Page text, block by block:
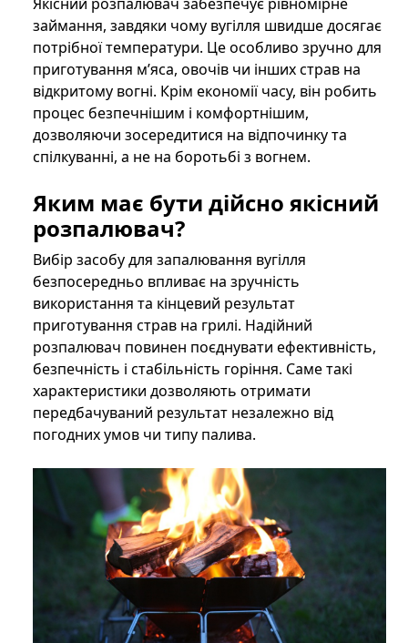
займання, завдяки чому вугілля швидше досягає
потрібної температури. Це особливо зручно для
приготування м’яса, овочів чи інших страв на
відкритому вогні. Крім економії часу, він робить
процес безпечнішим і комфортнішим,
дозволяючи зосередитися на відпочинку та
спілкуванні, а не на боротьбі з вогнем.
Яким має бути дійсно якісний
розпалювач?
Вибір засобу для запалювання вугілля
безпосередньо впливає на зручність
використання та кінцевий результат
приготування страв на грилі. Надійний
розпалювач повинен поєднувати ефективність,
безпечність і стабільність горіння. Саме такі
характеристики дозволяють отримати
передбачуваний результат незалежно від
погодних умов чи типу палива.